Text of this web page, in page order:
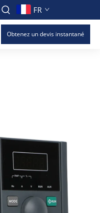
FR
Obtenez un devis instantané